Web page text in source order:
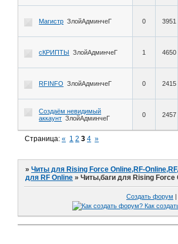
Магистр ЗлойАдминчеГ 0 3951
сКРИПТЫ ЗлойАдминчеГ 1 4650
RFINFO ЗлойАдминчеГ 0 2415
Создаём невидимый
аккаунт ЗлойАдминчеГ 0 2457
Страница:« 1 2 3 4 »
»Читы для Rising Force Online,RF-
для RF Online »Читы,баги для Rising Force
Создать форум |